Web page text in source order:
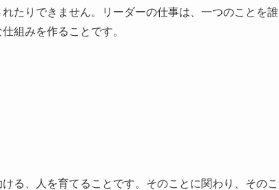
たりできません。リーダーの仕事は、一つのことを誰
組みを作ることです。
る、人を育てることです。そのことに関わり、そのこ